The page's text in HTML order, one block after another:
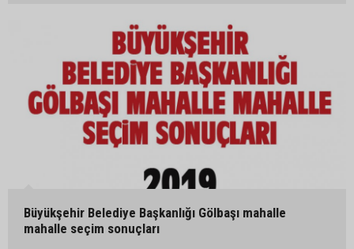
Büyükşehir Belediye Başkanlığı Gölbaşı mahalle
mahalle seçim sonuçları